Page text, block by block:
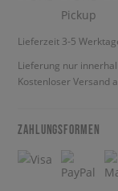
Lieferzeit 3-5
Lieferung nur
Kostenloser Versand
ZAHLUNGSFORMEN